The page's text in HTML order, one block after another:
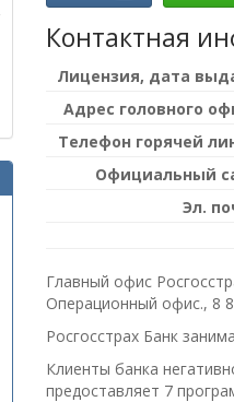
Контактная
Лицензия, дата
Адрес головного
Телефон горячей
Официальный
Эл.
Главный офис
Операционный офис., 8
Росгосстрах Банк
Клиенты банка
предоставляет 7